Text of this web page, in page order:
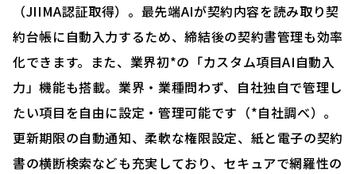
（JIIMA認証取得）。最先端AIが契約内容を読み取り契
約台帳に自動入力するため、締結後の契約書管理も効率
化できます。また、業界初*の「カスタム項目AI自動入
力」機能も搭載。業界・業種問わず、自社独自で管理し
たい項目を自由に設定・管理可能です（*自社調べ）。
更新期限の自動通知、柔軟な権限設定、紙と電子の契約
書の横断検索なども充実しており、セキュアで網羅性の